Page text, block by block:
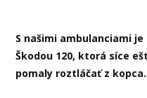
S našimi ambulanciami
Škodou 120, ktorá síce
pomaly roztláčať z